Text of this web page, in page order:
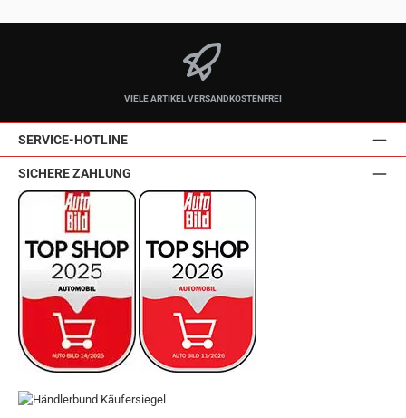
VIELE ARTIKEL VERSANDKOSTENFREI
SERVICE-HOTLINE
SICHERE ZAHLUNG